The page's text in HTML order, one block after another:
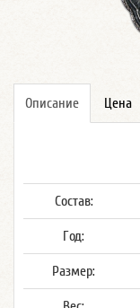
Описание Цена
Состав:
Год:
Размер: